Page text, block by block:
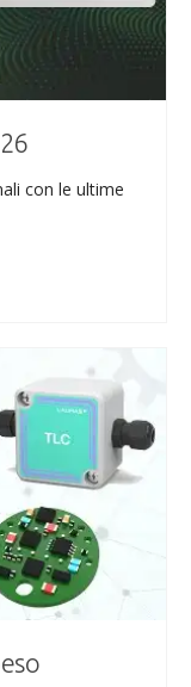
con le ultime